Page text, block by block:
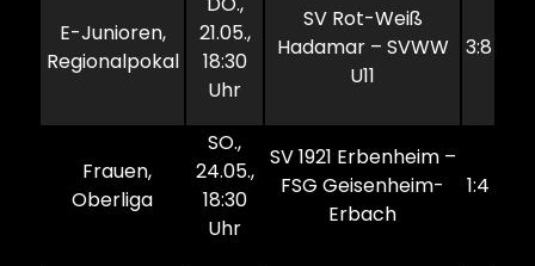
E-Junioren,
Regionalpokal
21.05.,
18:30
Uhr
SV Rot-Weiß
Hadamar – SVWW
U11
3:8
Frauen,
Oberliga
SO.,
24.05.,
18:30
Uhr
SV 1921 Erbenheim –
FSG Geisenheim-
Erbach
1:4